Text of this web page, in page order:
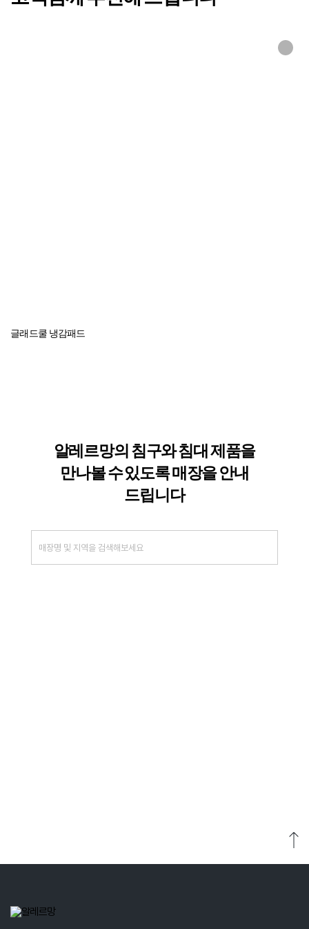
글래드쿨 냉감패드
알레르망의 침구와 침대 제품을
만나볼 수있도록 매장을 안내
드립니다